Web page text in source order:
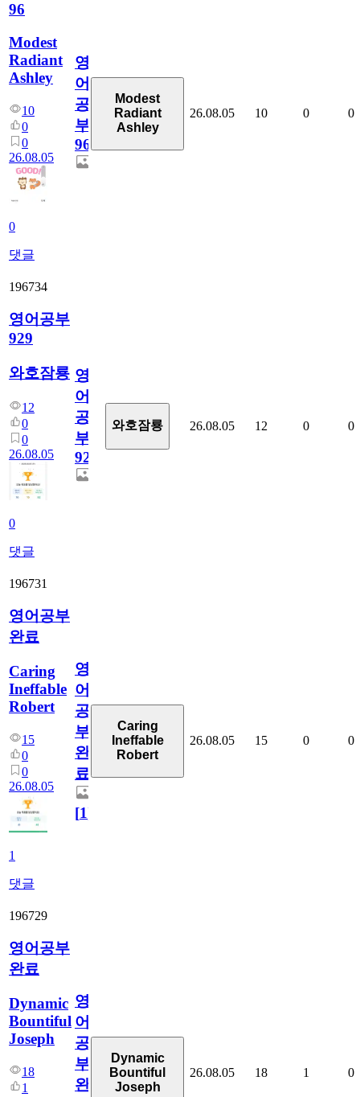
96
Modest
Radiant
Ashley
10
0
0
26.08.05
0
댓글
영
어
공
부
96
Modest
Radiant
Ashley
26.08.05 10 0 0
196734
영어공부
929
와호잠룡
12
0
0
26.08.05
0
댓글
영
어
공
부
929
와호잠룡 26.08.05 12 0 0
196731
영어공부
완료
Caring
Ineffable
Robert
15
0
0
26.08.05
1
댓글
영
어
공
부
완
료
[1]
Caring
Ineffable
Robert
26.08.05 15 0 0
196729
영어공부
완료
Dynamic
Bountiful
Joseph
18
1
영
어
공
부
완
Dynamic
Bountiful
Joseph
26.08.05 18 1 0